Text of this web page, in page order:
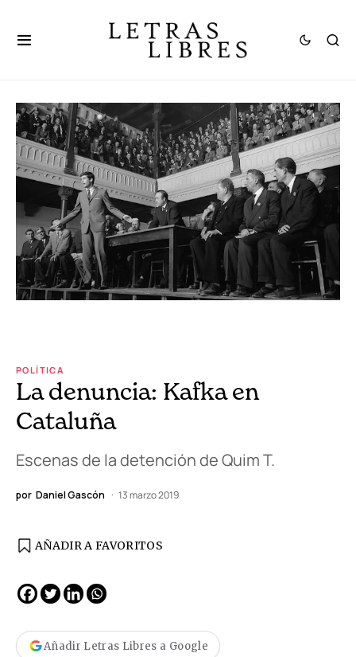
POLÍTICA
La denuncia: Kafka en
Cataluña
Escenas de la detención de Quim T.
por Daniel Gascón 13 marzo 2019
AÑADIR A FAVORITOS
Añadir Letras Libres a Google